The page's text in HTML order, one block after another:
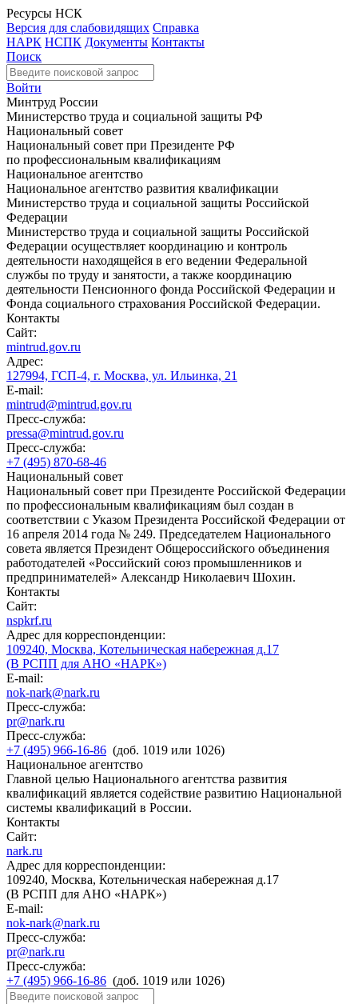
Ресурсы НСК
Версия для слабовидящих Справка
НАРК НСПК Документы Контакты
Поиск
Войти
Минтруд России
Министерство труда и социальной защиты РФ
Национальный совет
Национальный совет при Президенте РФ
по профессиональным квалификациям
Национальное агентство
Национальное агентство развития квалификации
Министерство труда и социальной защиты Российской
Федерации
Министерство труда и социальной защиты Российской
Федерации осуществляет координацию и контроль
деятельности находящейся в его ведении Федеральной
службы по труду и занятости, а также координацию
деятельности Пенсионного фонда Российской Федерации и
Фонда социального страхования Российской Федерации.
Контакты
Сайт:
mintrud.gov.ru
Адрес:
127994, ГСП-4, г. Москва, ул. Ильинка, 21
E-mail:
mintrud@mintrud.gov.ru
Пресс-служба:
pressa@mintrud.gov.ru
Пресс-служба:
+7 (495) 870-68-46
Национальный совет
Национальный совет при Президенте Российской Федерации
по профессиональным квалификациям был создан в
соответствии с Указом Президента Российской Федерации от
16 апреля 2014 года № 249. Председателем Национального
совета является Президент Общероссийского объединения
работодателей «Российский союз промышленников и
предпринимателей» Александр Николаевич Шохин.
Контакты
Сайт:
nspkrf.ru
Адрес для корреспонденции:
109240, Москва, Котельническая набережная д.17
(В РСПП для АНО «НАРК»)
E-mail:
nok-nark@nark.ru
Пресс-служба:
pr@nark.ru
Пресс-служба:
+7 (495) 966-16-86 (доб. 1019 или 1026)
Национальное агентство
Главной целью Национального агентства развития
квалификаций является содействие развитию Национальной
системы квалификаций в России.
Контакты
Сайт:
nark.ru
Адрес для корреспонденции:
109240, Москва, Котельническая набережная д.17
(В РСПП для АНО «НАРК»)
E-mail:
nok-nark@nark.ru
Пресс-служба:
pr@nark.ru
Пресс-служба:
+7 (495) 966-16-86 (доб. 1019 или 1026)